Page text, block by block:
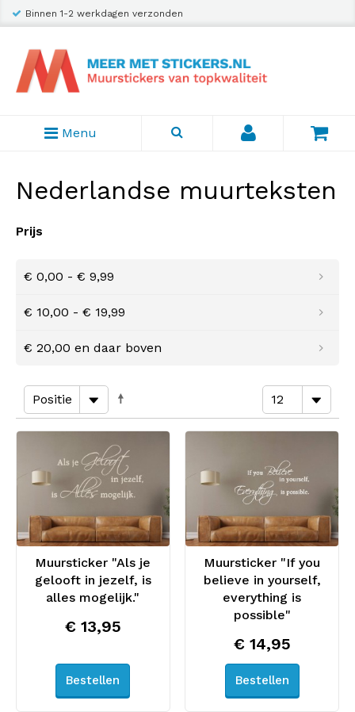
Binnen 1-2 werkdagen verzonden
Menu
Nederlandse muurteksten
Prijs
€ 0,00 - € 9,99
€ 10,00 - € 19,99
€ 20,00 en daar boven
Muursticker "Als je
gelooft in jezelf, is
alles mogelijk."
€ 13,95
Bestellen
Muursticker "If you
believe in yourself,
everything is
possible"
€ 14,95
Bestellen